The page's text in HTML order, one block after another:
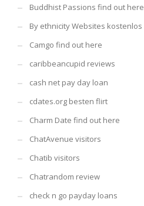
Buddhist Passions find out here
By ethnicity Websites kostenlos
Camgo find out here
caribbeancupid reviews
cash net pay day loan
cdates.org besten flirt
Charm Date find out here
ChatAvenue visitors
Chatib visitors
Chatrandom review
check n go payday loans